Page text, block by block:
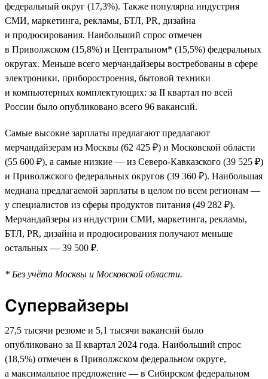
федеральный округ (17,3%). Также популярна индустрия
СМИ, маркетинга, рекламы, БТЛ, PR, дизайна
и продюсирования. Наибольший спрос отмечен
в Приволжском (15,8%) и Центральном* (15,5%) федеральных
округах. Меньше всего мерчандайзеры востребованы в сфере
электроники, приборостроения, бытовой техники
и компьютерных комплектующих: за II квартал по всей
России было опубликовано всего 96 вакансий.
Самые высокие зарплаты предлагают предлагают
мерчандайзерам из Москвы (62 425 ₽) и Московской области
(55 600 ₽), а самые низкие — из Северо-Кавказского (39 525 ₽)
и Приволжского федеральных округов (39 360 ₽). Наибольшая
медиана предлагаемой зарплаты в целом по всем регионам —
у специалистов из сферы продуктов питания (49 282 ₽).
Мерчандайзеры из индустрии СМИ, маркетинга, рекламы,
БТЛ, PR, дизайна и продюсирования получают меньше
остальных — 39 500 ₽.
* Без учёта Москвы и Московской области.
Супервайзеры
27,5 тысячи резюме и 5,1 тысячи вакансий было
опубликовано за II квартал 2024 года. Наибольший спрос
(18,5%) отмечен в Приволжском федеральном округе,
а максимальное предложение — в Сибирском федеральном